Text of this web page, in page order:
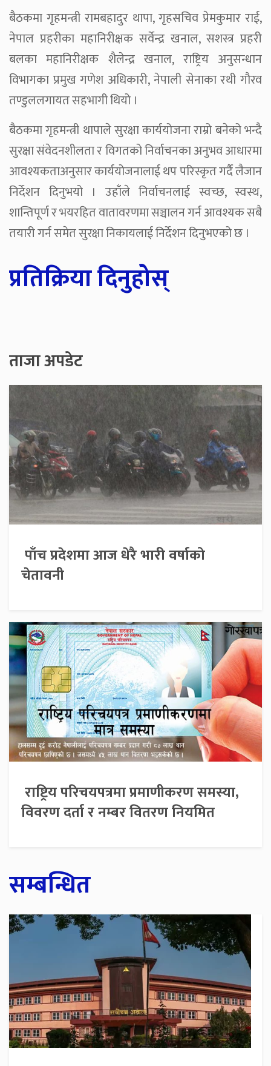
बैठकमा गृहमन्त्री रामबहादुर थापा, गृहसचिव प्रेमकुमार राई,
नेपाल प्रहरीका महानिरीक्षक सर्वेन्द्र खनाल, सशस्त्र प्रहरी
बलका महानिरीक्षक शैलेन्द्र खनाल, राष्ट्रिय अनुसन्धान
विभागका प्रमुख गणेश अधिकारी, नेपाली सेनाका रथी गौरव
तण्डुललगायत सहभागी थियो ।
बैठकमा गृहमन्त्री थापाले सुरक्षा कार्ययोजना राम्रो बनेको भन्दै
सुरक्षा संवेदनशीलता र विगतको निर्वाचनका अनुभव आधारमा
आवश्यकताअनुसार कार्ययोजनालाई थप परिस्कृत गर्दै लैजान
निर्देशन दिनुभयो । उहाँले निर्वाचनलाई स्वच्छ, स्वस्थ,
शान्तिपूर्ण र भयरहित वातावरणमा सञ्चालन गर्न आवश्यक सबै
तयारी गर्न समेत सुरक्षा निकायलाई निर्देशन दिनुभएको छ ।
प्रतिक्रिया दिनुहोस्
ताजा अपडेट
पाँच प्रदेशमा आज धेरै भारी वर्षाको
चेतावनी
राष्ट्रिय परिचयपत्रमा प्रमाणीकरण समस्या,
विवरण दर्ता र नम्बर वितरण नियमित
सम्बन्धित